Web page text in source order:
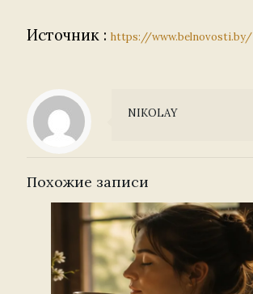
Источник : https://www.belnovosti.by/
NIKOLAY
Похожие записи